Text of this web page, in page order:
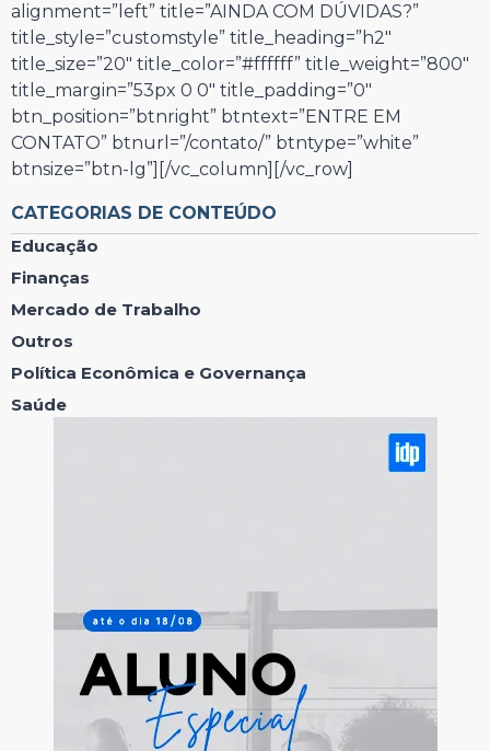
alignment=”left” title=”AINDA COM DÚVIDAS?”
title_style=”customstyle” title_heading=”h2″
title_size=”20″ title_color=”#ffffff” title_weight=”800″
title_margin=”53px 0 0″ title_padding=”0″
btn_position=”btnright” btntext=”ENTRE EM
CONTATO” btnurl=”/contato/” btntype=”white”
btnsize=”btn-lg”][/vc_column][/vc_row]
CATEGORIAS DE CONTEÚDO
Educação
Finanças
Mercado de Trabalho
Outros
Política Econômica e Governança
Saúde